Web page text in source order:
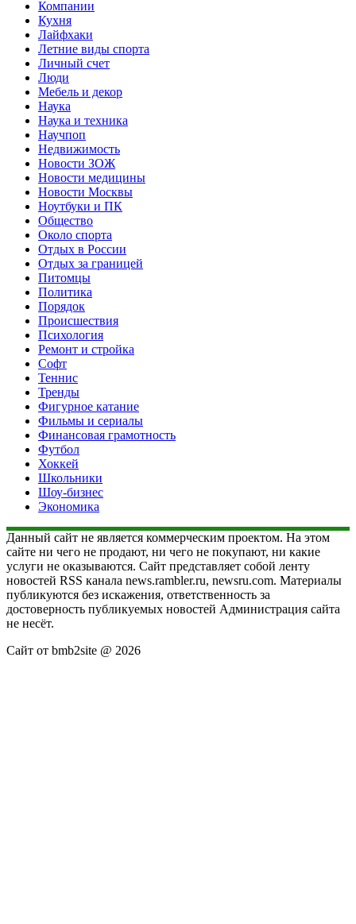
Компании
Кухня
Лайфхаки
Летние виды спорта
Личный счет
Люди
Мебель и декор
Наука
Наука и техника
Научпоп
Недвижимость
Новости ЗОЖ
Новости медицины
Новости Москвы
Ноутбуки и ПК
Общество
Около спорта
Отдых в России
Отдых за границей
Питомцы
Политика
Порядок
Происшествия
Психология
Ремонт и стройка
Софт
Теннис
Тренды
Фигурное катание
Фильмы и сериалы
Финансовая грамотность
Футбол
Хоккей
Школьники
Шоу-бизнес
Экономика
Данный сайт не является коммерческим проектом. На этом
сайте ни чего не продают, ни чего не покупают, ни какие
услуги не оказываются. Сайт представляет собой ленту
новостей RSS канала news.rambler.ru, newsru.com. Материалы
публикуются без искажения, ответственность за
достоверность публикуемых новостей Администрация сайта
не несёт.
Сайт от bmb2site @ 2026